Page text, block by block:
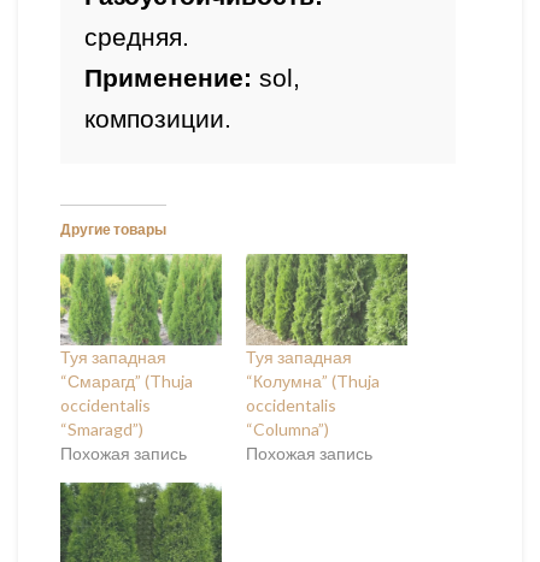
средняя.
Применение: sol,
композиции.
Другие товары
Туя западная
“Смарагд” (Thuja
occidentalis
“Smaragd”)
Похожая запись
Туя западная
“Колумна” (Thuja
occidentalis
“Columna”)
Похожая запись